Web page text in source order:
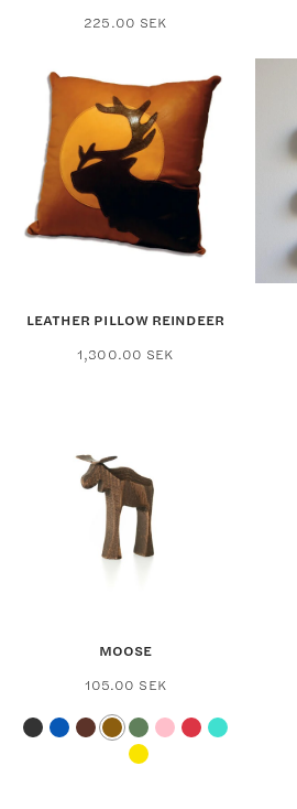
225.00 SEK
LEATHER PILLOW REINDEER
1,300.00 SEK
MOOSE
105.00 SEK